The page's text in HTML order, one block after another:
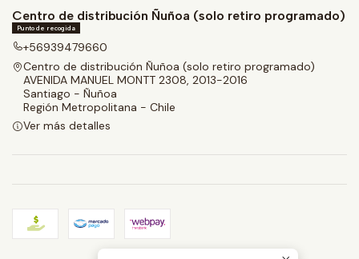
Centro de distribución Ñuñoa (solo retiro programado)
Punto de recogida
+56939479660
Centro de distribución Ñuñoa (solo retiro programado)
AVENIDA MANUEL MONTT 2308, 2013-2016
Santiago - Ñuñoa
Región Metropolitana - Chile
Ver más detalles